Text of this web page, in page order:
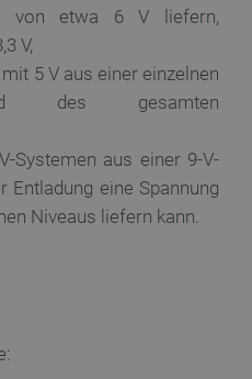
von etwa 6 V liefern,
V,
5 V aus einer einzelnen
des gesamten
Systemen aus einer 9-V-
Entladung eine Spannung
Niveaus liefern kann.